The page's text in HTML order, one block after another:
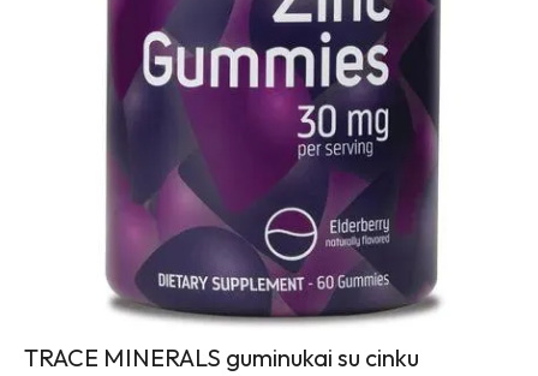
TRACE MINERALS guminukai su cinku